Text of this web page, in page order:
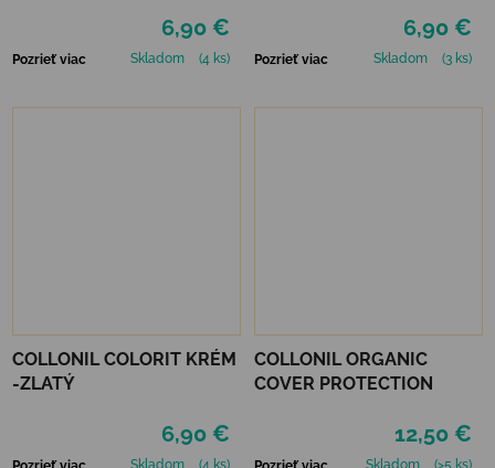
6,90 €
Pozrieť viac Skladom (4 ks)
6,90 €
Pozrieť viac Skladom (3 ks)
COLLONIL COLORIT KRÉM
-ZLATÝ
6,90 €
Skladom (4 ks)
COLLONIL ORGANIC
COVER PROTECTION
12,50 €
Skladom (>5 ks)